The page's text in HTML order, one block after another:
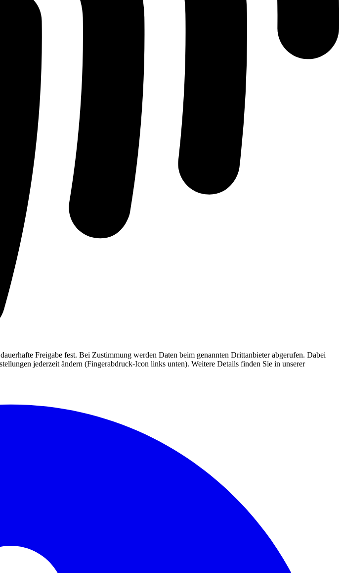
Freigabe fest. Bei Zustimmung werden Daten beim genannten Drittanbieter abgerufen. Dabei
jederzeit ändern (Fingerabdruck-Icon links unten). Weitere Details finden Sie in unserer